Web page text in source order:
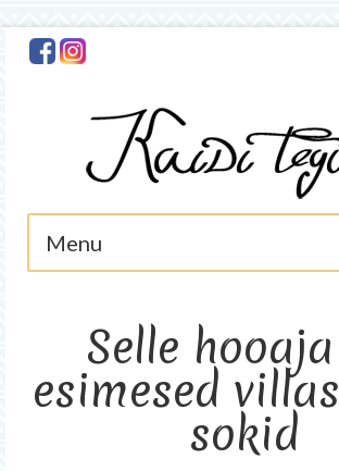
Menu
Minust
Foto
Selle hooaja
esimesed
sokid